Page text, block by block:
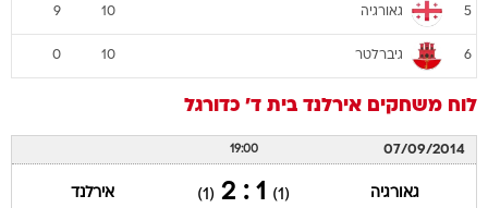
5 גאורגיה 10
9
6 גיברלטר 10
0
לוח משחקים אירלנד בית ד' כדורגל
07/09/2014
19:00
גאורגיה (1)
1 : 2
(1) אירלנד